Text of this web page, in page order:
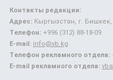
Контакты редакции:
Адрес: Кыргызстан, г.
Телефон: +996 (312) 88-18-09.
E-mail: info@vb.kg
Телефон рекламного отдела:
E-mail рекламного отдела: